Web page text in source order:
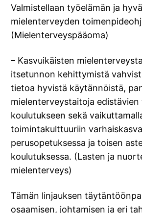
Valmistellaan työelämän ja
mielenterveyden
(Mielenterveyspääoma)
– Kasvuikäisten
itsetunnon kehittymistä
tietoa hyvistä käytännöistä,
mielenterveystaitoja
koulutukseen sekä
toimintakulttuuriin
perusopetuksessa ja toisen
koulutuksessa. (Lasten ja
mielenterveys)
Tämän linjauksen
osaamisen, johtamisen ja eri